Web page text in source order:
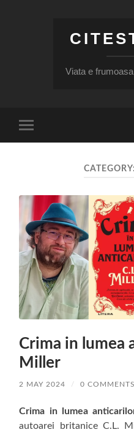
Viata e
mobile
Crima in lumea
Miller
2 MAY 2024 / 0 COMMENTS
Crima in lumea
autoarei britanice C.L.